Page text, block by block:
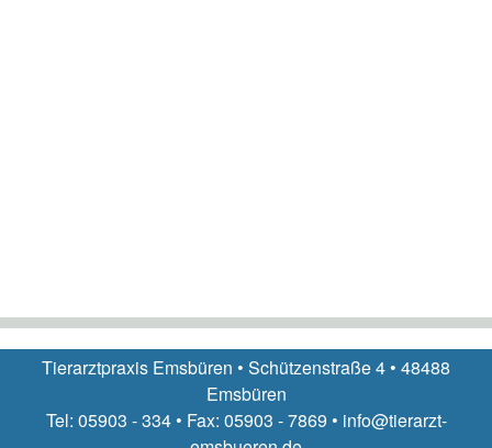
Tierarztpraxis Emsbüren • Schützenstraße 4 • 48488
Emsbüren
Tel: 05903 - 334 • Fax: 05903 - 7869 • info@tierarzt-